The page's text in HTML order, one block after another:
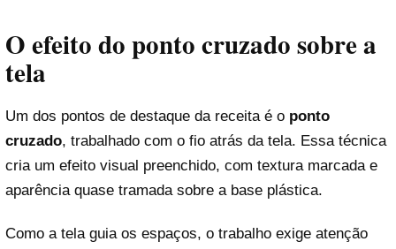
O efeito do ponto cruzado sobre a
tela
Um dos pontos de destaque da receita é o ponto
cruzado, trabalhado com o fio atrás da tela. Essa técnica
cria um efeito visual preenchido, com textura marcada e
aparência quase tramada sobre a base plástica.
Como a tela guia os espaços, o trabalho exige atenção